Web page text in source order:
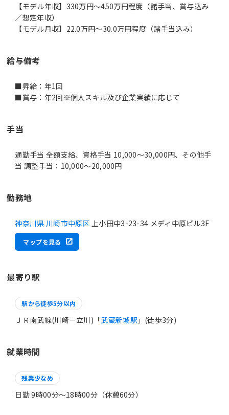
【モデル年収】330万円〜450万円程度（諸手当、賞与込み
／想定年収）
【モデル月収】22.0万円〜30.0万円程度（諸手当込み）
給与備考
■昇給：年1回
■賞与：年2回※個人スキル及び企業実績に応じて
手当
通勤手当 全額支給、資格手当 10,000～30,000円、その他手
当 調整手当：10,000～20,000円
勤務地
神奈川県 川崎市中原区 上小田中3-23-34 メディ中原ビル3F
マップを見る
最寄り駅
駅から徒歩5分以内
ＪＲ南武線(川崎－立川)「武蔵新城駅 」(徒歩3分)
就業時間
残業少なめ
日勤 9時00分〜18時00分（休憩60分）